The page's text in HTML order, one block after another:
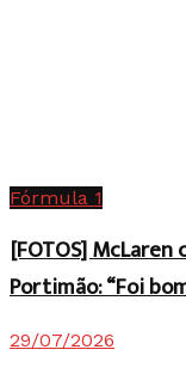
Fórmula 1
[FOTOS]
Portimão: “Foi
29/07/2026